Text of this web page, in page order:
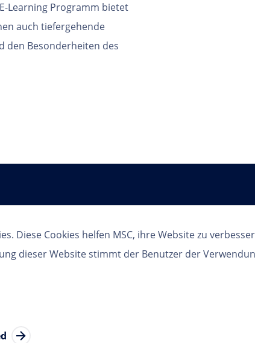
Diese Cookies helfen MSC, ihre Website zu
dieser Website stimmt der Benutzer der
Learning Programm bietet
auch tiefergehende
den Besonderheiten des
Follow us